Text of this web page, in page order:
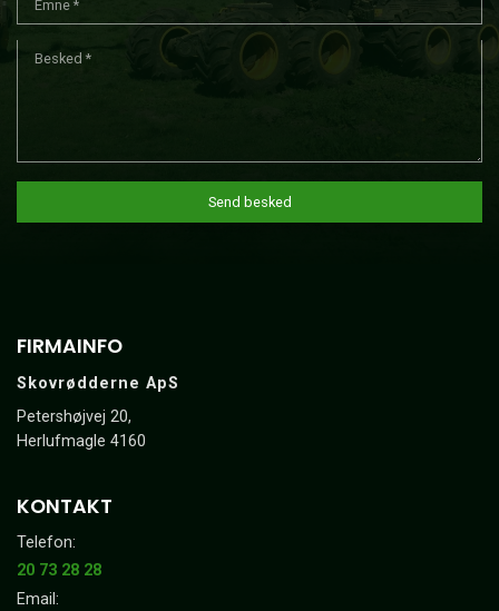
FIRMAINFO
Skovrødderne ApS
Petershøjvej 20,
Herlufmagle 4160
KONTAKT
Telefon:
20 73 28 28
Email: